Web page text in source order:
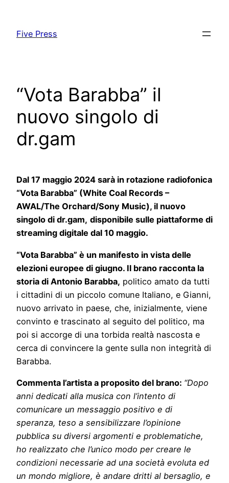
content
Five Press
“Vota Barabba” il
nuovo singolo di
dr.gam
Dal 17 maggio 2024 sarà in rotazione radiofonica
“Vota Barabba” (White Coal Records –
AWAL/The Orchard/Sony Music), il nuovo
singolo di dr.gam, disponibile sulle piattaforme di
streaming digitale dal 10 maggio.
“Vota Barabba” è un manifesto in vista delle
elezioni europee di giugno. Il brano racconta la
storia di Antonio Barabba, politico amato da tutti
i cittadini di un piccolo comune Italiano, e Gianni,
nuovo arrivato in paese, che, inizialmente, viene
convinto e trascinato al seguito del politico, ma
poi si accorge di una torbida realtà nascosta e
cerca di convincere la gente sulla non integrità di
Barabba.
Commenta l’artista a proposito del brano: “Dopo
anni dedicati alla musica con l’intento di
comunicare un messaggio positivo e di
speranza, teso a sensibilizzare l’opinione
pubblica su diversi argomenti e problematiche,
ho realizzato che l’unico modo per creare le
condizioni necessarie ad una società evoluta ed
un mondo migliore, è andare dritti al bersaglio, e